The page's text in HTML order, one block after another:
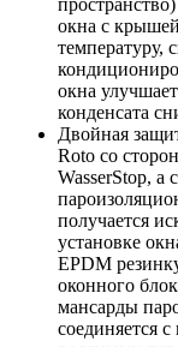
окна с
температуру,
окна
конденсата
Двойная
Roto со
WasserStop,
получается
установке
EPDM
оконного
мансарды
соединяется